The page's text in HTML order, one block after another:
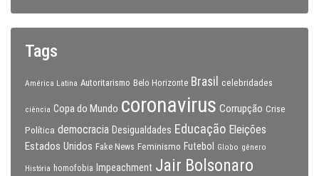
Tags
América Latina Autoritarismo Belo Horizonte Brasil celebridades
ciência Copa do Mundo coronavirus Corrupção Crise
Política democracia Desigualdades Educação Eleições
Estados Unidos Fake News Feminismo Futebol Globo gênero
História homofobia Impeachment Jair Bolsonaro